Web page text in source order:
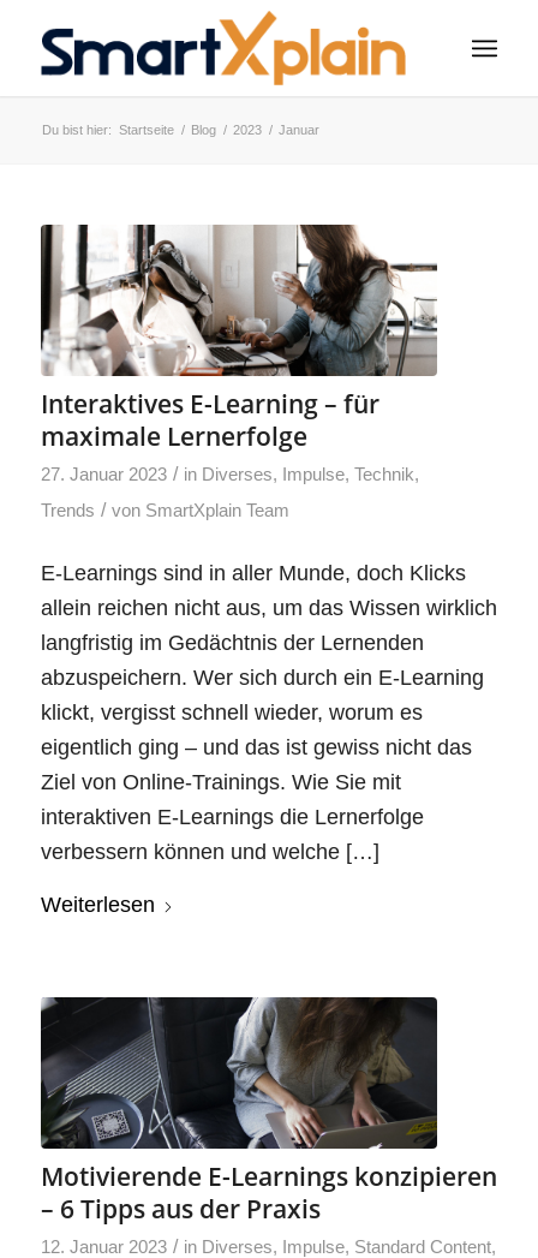
Du bist hier: Startseite / Blog / 2023 / Januar
Interaktives E-Learning – für
maximale Lernerfolge
27. Januar 2023 / in Diverses, Impulse, Technik,
Trends / von SmartXplain Team
E-Learnings sind in aller Munde, doch Klicks
allein reichen nicht aus, um das Wissen wirklich
langfristig im Gedächtnis der Lernenden
abzuspeichern. Wer sich durch ein E-Learning
klickt, vergisst schnell wieder, worum es
eigentlich ging – und das ist gewiss nicht das
Ziel von Online-Trainings. Wie Sie mit
interaktiven E-Learnings die Lernerfolge
verbessern können und welche […]
Weiterlesen
Motivierende E-Learnings konzipieren
– 6 Tipps aus der Praxis
12. Januar 2023 / in Diverses, Impulse, Standard Content,